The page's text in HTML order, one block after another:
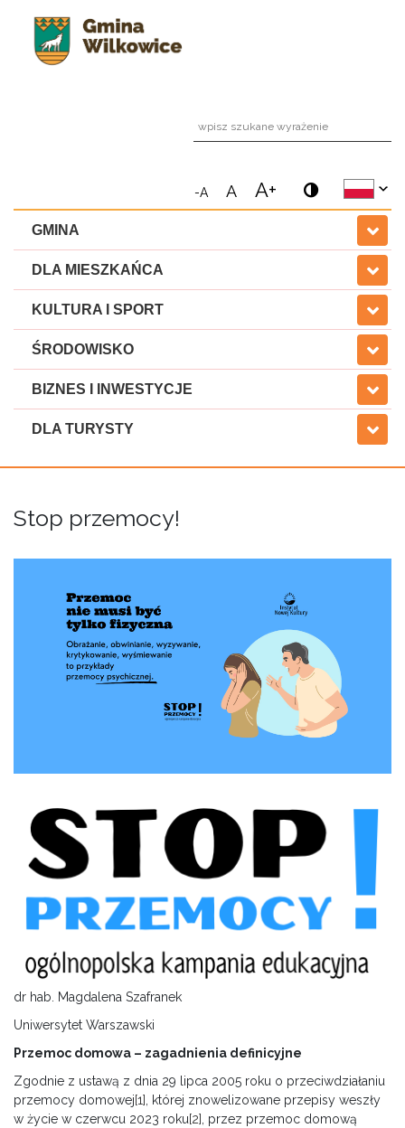
-A A A+
GMINA
DLA MIESZKAŃCA
KULTURA I SPORT
ŚRODOWISKO
BIZNES I INWESTYCJE
DLA TURYSTY
Stop przemocy!
dr hab. Magdalena Szafranek
Uniwersytet Warszawski
Przemoc domowa – zagadnienia definicyjne
Zgodnie z ustawą z dnia 29 lipca 2005 roku o przeciwdziałaniu
przemocy domowej[1], której znowelizowane przepisy weszły
w życie w czerwcu 2023 roku[2], przez przemoc domową